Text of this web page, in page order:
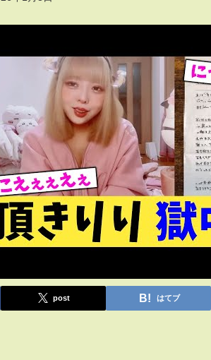
post はてブ